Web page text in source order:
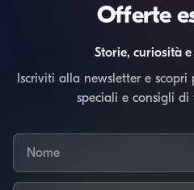
Offerte
Storie, curiosità
Iscriviti alla newsletter e
speciali e consigli